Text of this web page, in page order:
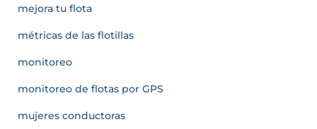
mejora tu flota
métricas de las flotillas
monitoreo
monitoreo de flotas por GPS
mujeres conductoras